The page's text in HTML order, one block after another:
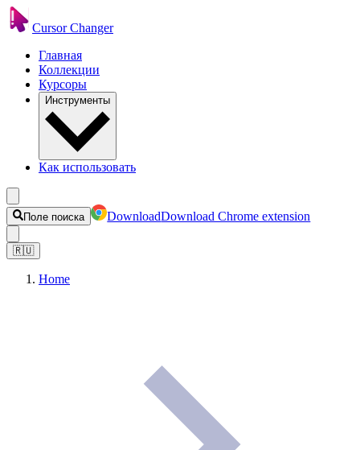
Cursor Changer
Главная
Коллекции
Курсоры
Инструменты
Как использовать
Поле поиска DownloadDownload Chrome extension
🇷🇺
Home